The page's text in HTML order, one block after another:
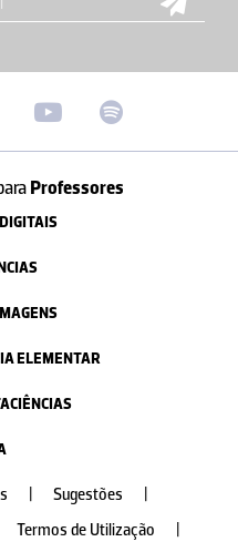
Professores
ELEMENTAR
Sugestões
Termos de Utilização